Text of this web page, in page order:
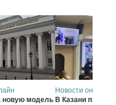
новую модель
Новости онлайн
В Казани